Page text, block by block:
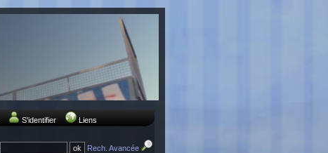
S'identifier Liens
Rech. Avancée